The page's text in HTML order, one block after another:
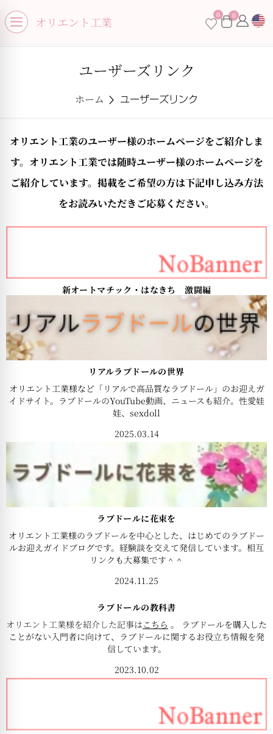
Open menu
オリエント工業 0 0×
menu
ユーザーズリンク
ホーム ユーザーズリンク
オリエント工業のユーザー様のホームページをご紹介しま
す。オリエント工業では随時ユーザー様のホームページを
ご紹介しています。掲載をご希望の方は下記申し込み方法
をお読みいただきご応募ください。
新オートマチック・はなきち 激闘編
2025.05.02
リアルラブドールの世界
オリエント工業様など「リアルで高品質なラブドール」のお迎えガ
イドサイト。ラブドールのYouTube動画、ニュースも紹介。性愛娃
娃、sexdoll
2025.03.14
ラブドールに花束を
オリエント工業様のラブドールを中心とした、はじめてのラブドー
ルお迎えガイドブログです。経験談を交えて発信しています。相互
リンクも大募集です＾＾
2024.11.25
ラブドールの教科書
オリエント工業様を紹介した記事は こちら 。 ラブドールを購入した
ことがない入門者に向けて、ラブドールに関するお役立ち情報を発
信しています。
2023.10.02